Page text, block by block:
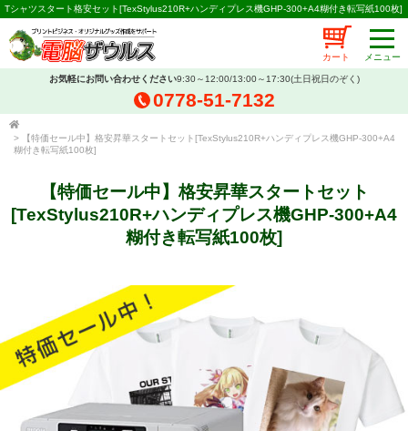
Tシャツスタート格安セット[TexStylus210R+ハンディプレス機GHP-300+A4糊付き転写紙100枚]
カート
お気軽にお問い合わせください9:30～12:00/13:00～17:30(土日祝日のぞく)
0778-51-7132
> 【特価セール中】格安昇華スタートセット[TexStylus210R+ハンディプレス機GHP-300+A4
糊付き転写紙100枚]
【特価セール中】格安昇華スタートセット
[TexStylus210R+ハンディプレス機GHP-300+A4
糊付き転写紙100枚]